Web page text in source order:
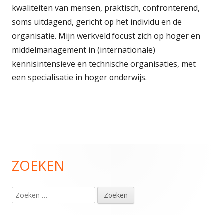
kwaliteiten van mensen, praktisch, confronterend,
soms uitdagend, gericht op het individu en de
organisatie. Mijn werkveld focust zich op hoger en
middelmanagement in (internationale)
kennisintensieve en technische organisaties, met
een specialisatie in hoger onderwijs.
Hoofd
sidebar
ZOEKEN
Zoeken
naar: